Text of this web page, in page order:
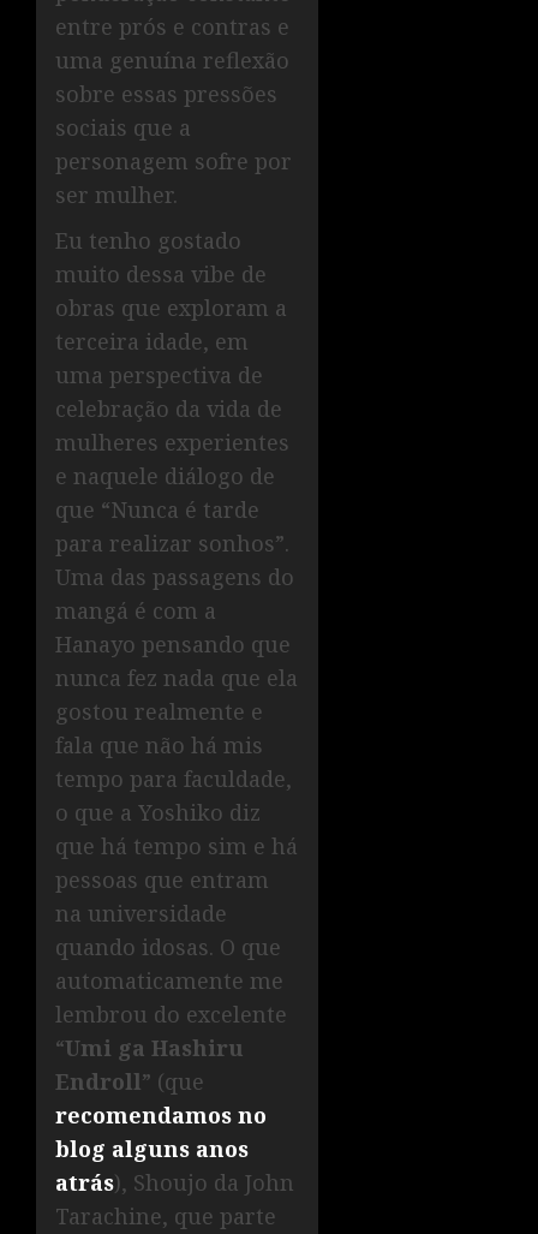
entre prós e contras e
uma genuína reflexão
sobre essas pressões
sociais que a
personagem sofre por
ser mulher.
Eu tenho gostado
muito dessa vibe de
obras que exploram a
terceira idade, em
uma perspectiva de
celebração da vida de
mulheres experientes
e naquele diálogo de
que “Nunca é tarde
para realizar sonhos”.
Uma das passagens do
mangá é com a
Hanayo pensando que
nunca fez nada que ela
gostou realmente e
fala que não há mis
tempo para faculdade,
o que a Yoshiko diz
que há tempo sim e há
pessoas que entram
na universidade
quando idosas. O que
automaticamente me
lembrou do excelente
“Umi ga Hashiru
Endroll” (que
recomendamos no
blog alguns anos
atrás), Shoujo da John
Tarachine, que parte